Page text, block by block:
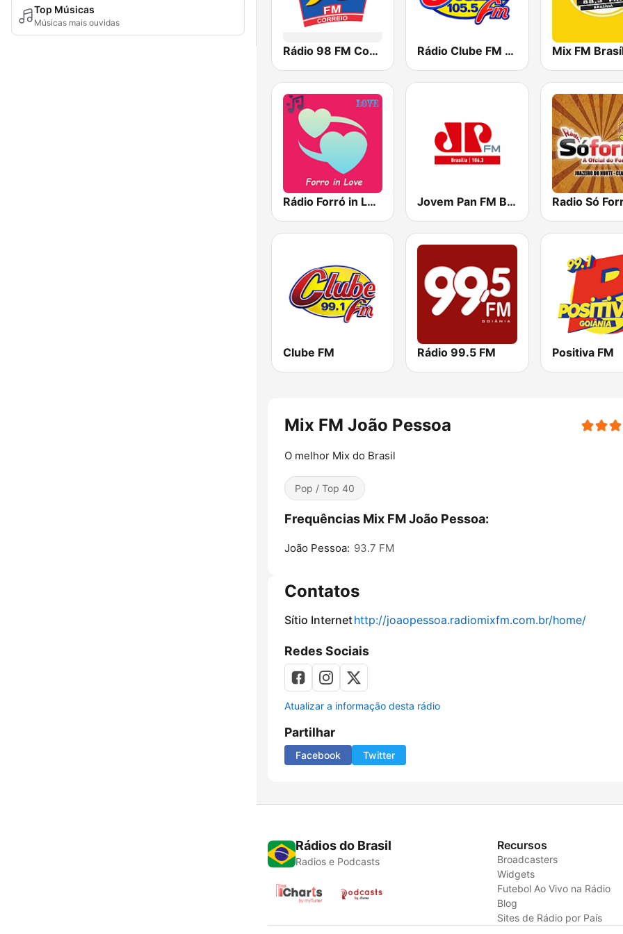
Top Músicas
Músicas mais ouvidas
Rádio 98 FM Correio Rádio Clube FM - Brasília 105.5 Mix FM
Rádio Forró in Love Jovem Pan FM Brasília Radio Só
Clube FM Rádio 99.5 FM Positiva FM
Mix FM João Pessoa
O melhor Mix do Brasil
Pop / Top 40
Frequências Mix FM João Pessoa:
João Pessoa: 93.7 FM
Contatos
Sítio Internethttp://joaopessoa.radiomixfm.com.br/home/
Redes Sociais
Atualizar a informação desta rádio
Partilhar
Facebook Twitter
Rádios do Brasil
Radios e Podcasts
Recursos
Broadcasters
Widgets
Futebol Ao Vivo na Rádio
Blog
Sites de Rádio por País